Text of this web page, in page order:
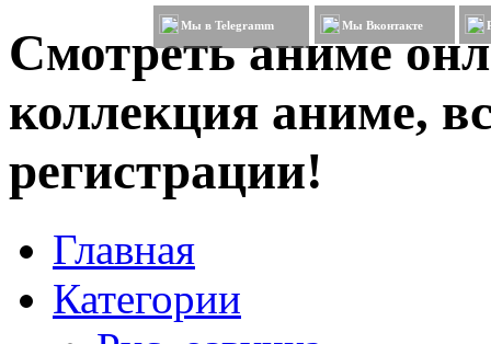
Смотреть аниме
коллекция аниме,
регистрации!
Мы в Telegramm Мы Вконтакте
Главная
Категории